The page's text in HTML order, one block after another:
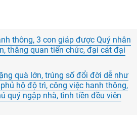
thông, 3 con giáp được Quý nhân
thăng quan tiến chức, đại cát đại
quà lớn, trúng số đổi đời dễ như
hộ độ trì, công việc hanh thông,
quý ngập nhà, tình tiền đều viên